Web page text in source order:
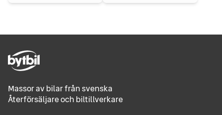
Massor av bilar från svenska
Återförsäljare och biltillverkare